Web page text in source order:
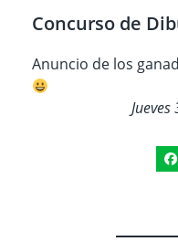
Concurso de
Anuncio de los